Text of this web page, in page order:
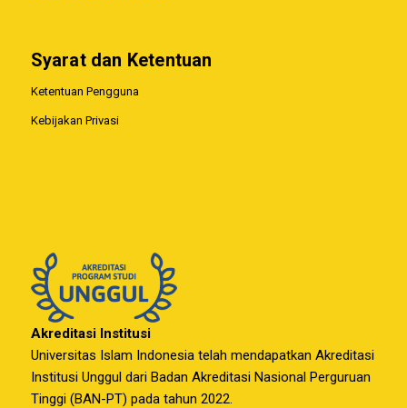
Syarat dan Ketentuan
Ketentuan Pengguna
Kebijakan Privasi
Akreditasi Institusi
Universitas Islam Indonesia telah mendapatkan Akreditasi
Institusi Unggul dari Badan Akreditasi Nasional Perguruan
Tinggi (BAN-PT) pada tahun 2022.